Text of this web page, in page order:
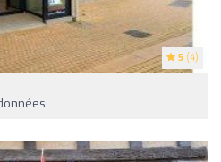
5 (4)